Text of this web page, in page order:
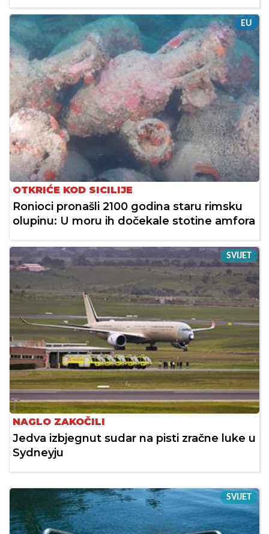
EU
OTKRIĆE KOD SICILIJE
Ronioci pronašli 2100 godina staru rimsku
olupinu: U moru ih dočekale stotine amfora
SVIJET
NAGLO ZAKOČILI
Jedva izbjegnut sudar na pisti zračne luke u
Sydneyju
SVIJET